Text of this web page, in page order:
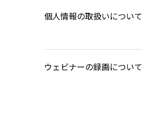
個人情報の取扱いについて
ウェビナーの録画について